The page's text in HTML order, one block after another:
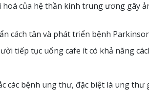
của hệ thần kinh trung ương
cách tân và phát triển bệnh
tiếp tục uống cafe ít có khả năng
các bệnh ung thư, đặc biệt là ung